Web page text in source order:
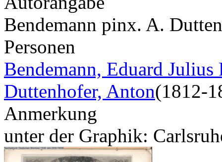
Bendemann pinx. A.
Personen
Bendemann, Eduard Julius
Duttenhofer, Anton(1812-
Anmerkung
unter der Graphik: